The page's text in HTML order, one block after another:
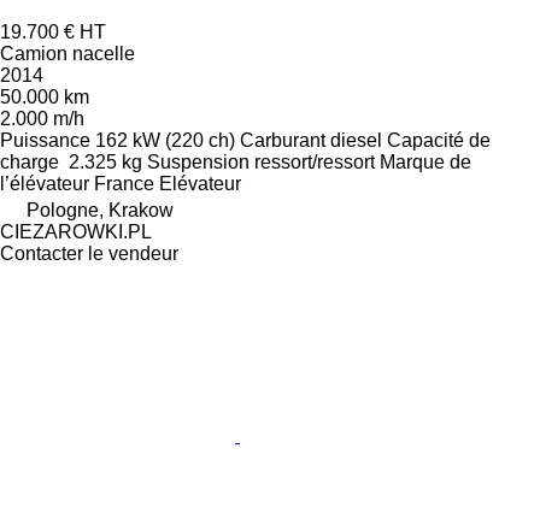
19.700 € HT
Camion nacelle
2014
50.000 km
2.000 m/h
Puissance 162 kW (220 ch) Carburant diesel Capacité de
charge 2.325 kg Suspension ressort/ressort Marque de
l’élévateur France Elévateur
Pologne, Krakow
CIEZAROWKI.PL
Contacter le vendeur